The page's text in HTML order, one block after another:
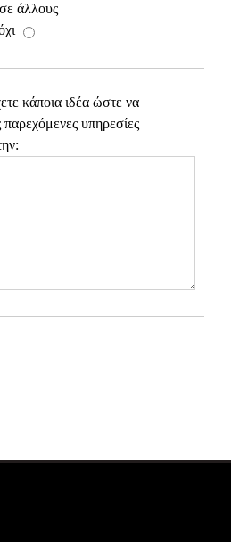
άλλους
κάποια ιδέα ώστε να
παρεχόμενες υπηρεσίες